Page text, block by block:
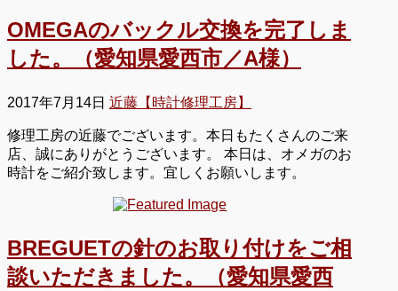
OMEGAのバックル交換を完了しま
した。（愛知県愛西市／A様）
2017年7月14日 近藤【時計修理工房】
修理工房の近藤でございます。本日もたくさんのご来
店、誠にありがとうございます。 本日は、オメガのお
時計をご紹介致します。宜しくお願いします。
BREGUETの針のお取り付けをご相
談いただきました。（愛知県愛西